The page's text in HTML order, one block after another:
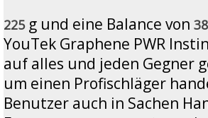
225 g und eine Balance von
YouTek Graphene PWR
auf alles und jeden Gegner
um einen Profischläger
Benutzer auch in Sachen